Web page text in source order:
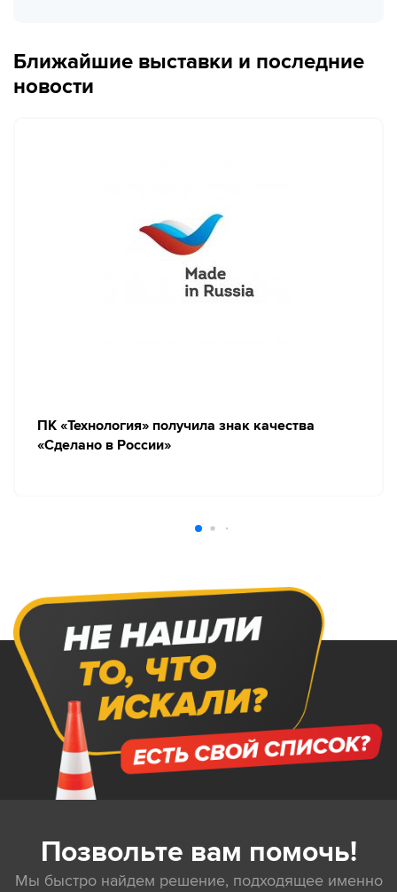
Ближайшие выставки и последние
новости
ПК «Технология» получила знак качества
«Сделано в России»
Позвольте вам помочь!
Мы быстро найдем решение, подходящее именно